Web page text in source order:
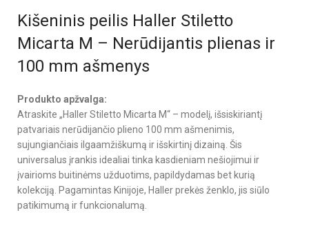
Kišeninis peilis Haller Stiletto
Micarta M – Nerūdijantis plienas ir
100 mm ašmenys
Produkto apžvalga:
Atraskite „Haller Stiletto Micarta M“ – modelį, išsiskiriantį
patvariais nerūdijančio plieno 100 mm ašmenimis,
sujungiančiais ilgaamžiškumą ir išskirtinį dizainą. Šis
universalus įrankis idealiai tinka kasdieniam nešiojimui ir
įvairioms buitinėms užduotims, papildydamas bet kurią
kolekciją. Pagamintas Kinijoje, Haller prekės ženklo, jis siūlo
patikimumą ir funkcionalumą.